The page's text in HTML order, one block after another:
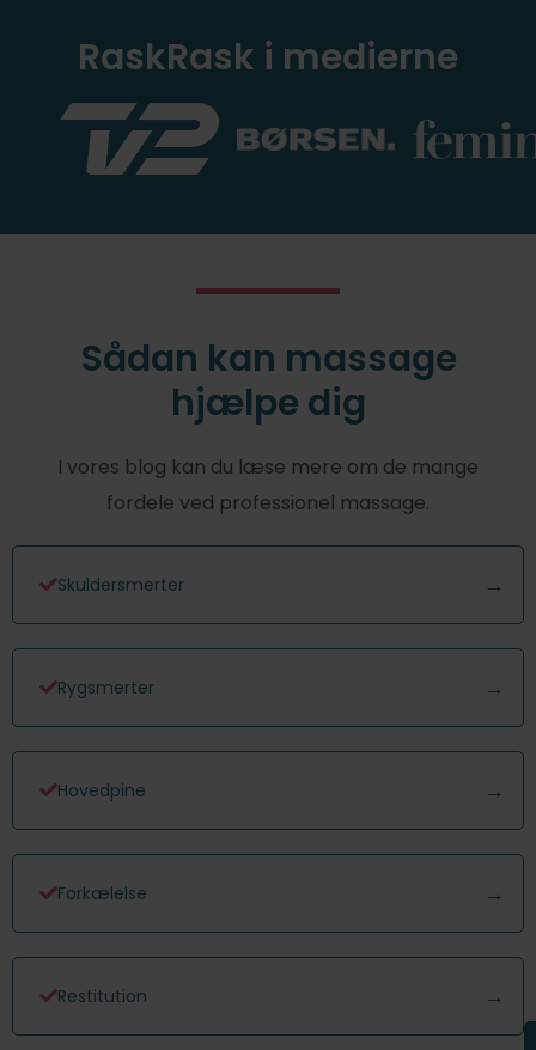
RaskRask i medierne
Sådan kan massage
hjælpe dig
I vores blog kan du læse mere om de mange
fordele ved professionel massage.
Skuldersmerter
Rygsmerter
Hovedpine
Forkælelse
Restitution